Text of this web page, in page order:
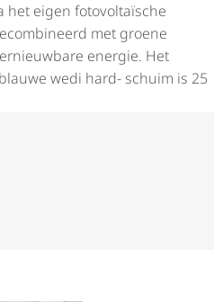
het eigen fotovoltaïsche
met groene
energie. Het
wedi hard- schuim is 25